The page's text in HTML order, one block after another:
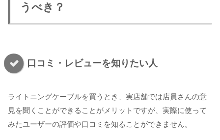
うべき？
口コミ・レビューを知りたい人
ライトニングケーブルを買うとき、実店舗では店員さんの意
見を聞くことができることがメリットですが、実際に使って
みたユーザーの評価や口コミを知ることができません。